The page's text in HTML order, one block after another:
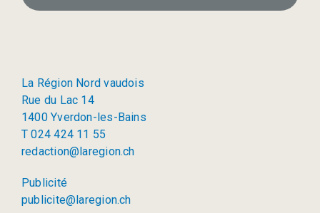
La Région Nord vaudois
Rue du Lac 14
1400 Yverdon-les-Bains
T 024 424 11 55
redaction@laregion.ch
Publicité
publicite@laregion.ch